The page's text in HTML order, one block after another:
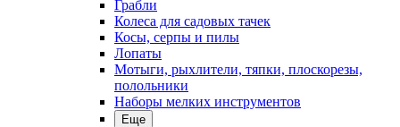
Грабли
Колеса для садовых тачек
Косы, серпы и пилы
Лопаты
Мотыги, рыхлители, тяпки, плоскорезы,
полольники
Наборы мелких инструментов
Еще